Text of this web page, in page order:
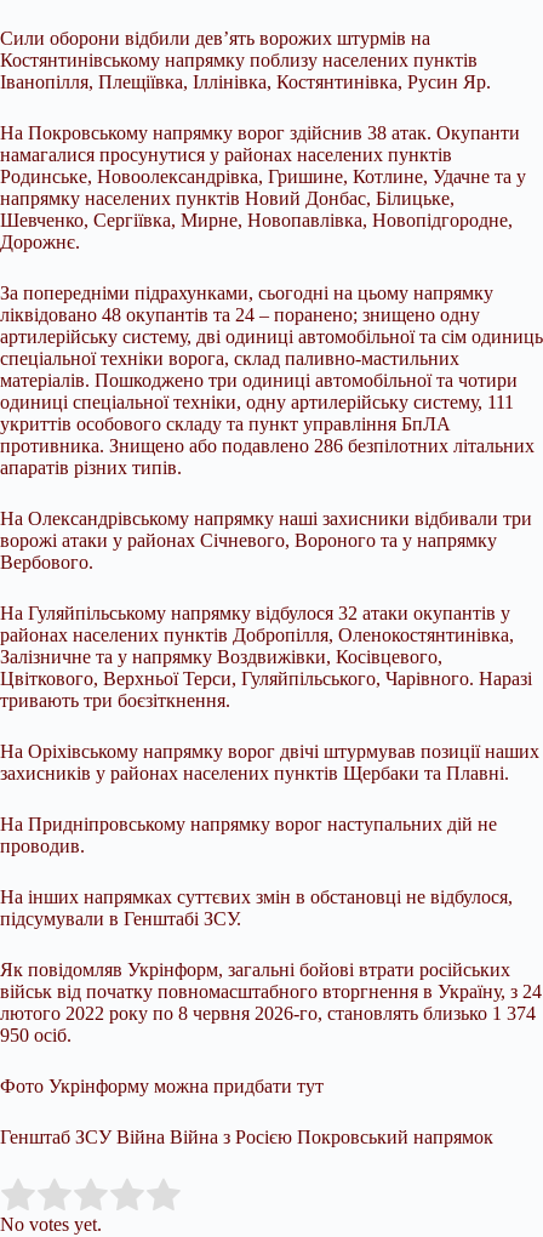
Сили оборони відбили дев’ять ворожих штурмів на
Костянтинівському напрямку поблизу населених пунктів
Іванопілля, Плещіївка, Іллінівка, Костянтинівка, Русин Яр.
На Покровському напрямку ворог здійснив 38 атак. Окупанти
намагалися просунутися у районах населених пунктів
Родинське, Новоолександрівка, Гришине, Котлине, Удачне та у
напрямку населених пунктів Новий Донбас, Білицьке,
Шевченко, Сергіївка, Мирне, Новопавлівка, Новопідгородне,
Дорожнє.
За попередніми підрахунками, сьогодні на цьому напрямку
ліквідовано 48 окупантів та 24 – поранено; знищено одну
артилерійську систему, дві одиниці автомобільної та сім одиниць
спеціальної техніки ворога, склад паливно-мастильних
матеріалів. Пошкоджено три одиниці автомобільної та чотири
одиниці спеціальної техніки, одну артилерійську систему, 111
укриттів особового складу та пункт управління БпЛА
противника. Знищено або подавлено 286 безпілотних літальних
апаратів різних типів.
На Олександрівському напрямку наші захисники відбивали три
ворожі атаки у районах Січневого, Вороного та у напрямку
Вербового.
На Гуляйпільському напрямку відбулося 32 атаки окупантів у
районах населених пунктів Добропілля, Оленокостянтинівка,
Залізничне та у напрямку Воздвижівки, Косівцевого,
Цвіткового, Верхньої Терси, Гуляйпільського, Чарівного. Наразі
тривають три боєзіткнення.
На Оріхівському напрямку ворог двічі штурмував позиції наших
захисників у районах населених пунктів Щербаки та Плавні.
На Придніпровському напрямку ворог наступальних дій не
проводив.
На інших напрямках суттєвих змін в обстановці не відбулося,
підсумували в Генштабі ЗСУ.
Як повідомляв Укрінформ, загальні бойові втрати російських
військ від початку повномасштабного вторгнення в Україну, з 24
лютого 2022 року по 8 червня 2026-го, становлять близько 1 374
950 осіб.
Фото Укрінформу можна придбати тут
Генштаб ЗСУ Війна Війна з Росією Покровський напрямок
Rate this item:
No votes yet.